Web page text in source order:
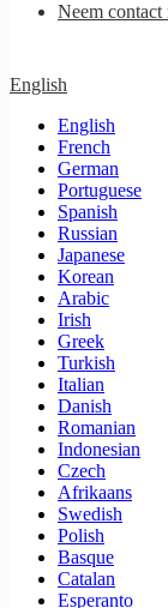
Neem contact
English
English
French
German
Portuguese
Spanish
Russian
Japanese
Korean
Arabic
Irish
Greek
Turkish
Italian
Danish
Romanian
Indonesian
Czech
Afrikaans
Swedish
Polish
Basque
Catalan
Esperanto